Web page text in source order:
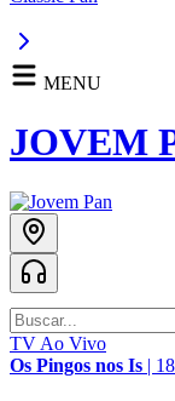
MENU
JOVEM
TV Ao Vivo
Os Pingos nos Is |